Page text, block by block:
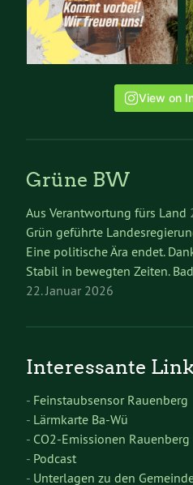
View on
Grüne BW
Aus Verantwortung fürs Land
Grün geführte
Eine politische Ära endet.
Stabil in bewegten Zeiten.
22. Januar 2026
Interessante
- Feinstaubsensor Rauenberg
- Lärmkarte Ba-Wü
- CO2-Emissionen Rauenberg
- Podcast
- Unterlagen zu den